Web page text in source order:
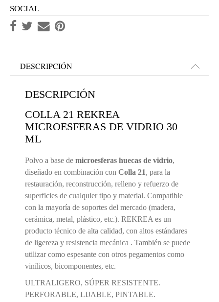
SOCIAL
DESCRIPCIÓN
DESCRIPCIÓN
COLLA 21 REKREA
MICROESFERAS DE VIDRIO 30
ML
Polvo a base de microesferas huecas de vidrio,
diseñado en combinación con Colla 21, para la
restauración, reconstrucción, relleno y refuerzo de
superficies de cualquier tipo y material. Compatible
con la mayoría de soportes del mercado (madera,
cerámica, metal, plástico, etc.). REKREA es un
producto técnico de alta calidad, con altos estándares
de ligereza y resistencia mecánica . También se puede
utilizar como espesante con otros pegamentos como
vinílicos, bicomponentes, etc.
ULTRALIGERO, SÚPER RESISTENTE.
PERFORABLE, LIJABLE, PINTABLE.